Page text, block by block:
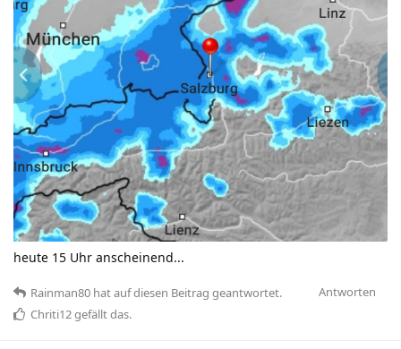
heute 15 Uhr anscheinend...
Antworten
Rainman80 hatauf diesen Beitrag geantwortet.
Chriti12gefällt das.